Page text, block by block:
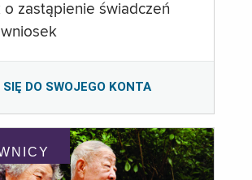
o zastąpienie świadczeń
DO SWOJEGO KONTA